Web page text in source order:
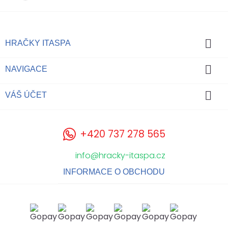
HRAČKY ITASPA 
NAVIGACE 
VÁŠ ÚČET 
+420 737 278 565
info@hracky-itaspa.cz
INFORMACE O OBCHODU